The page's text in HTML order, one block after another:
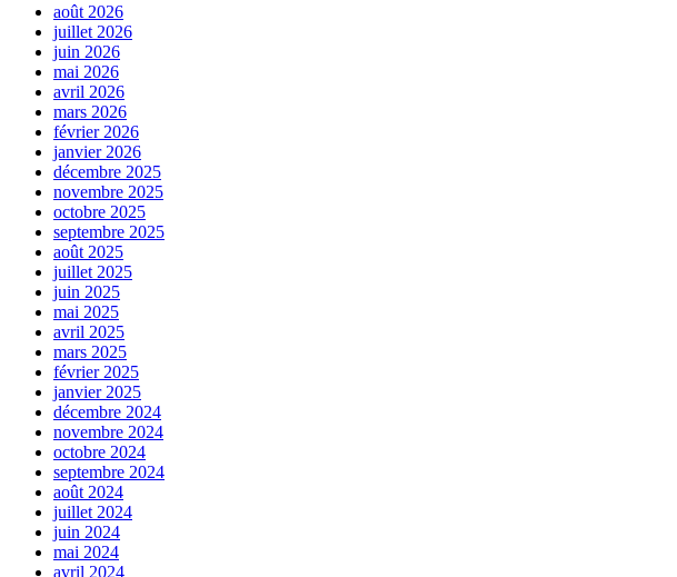
août 2026
juillet 2026
juin 2026
mai 2026
avril 2026
mars 2026
février 2026
janvier 2026
décembre 2025
novembre 2025
octobre 2025
septembre 2025
août 2025
juillet 2025
juin 2025
mai 2025
avril 2025
mars 2025
février 2025
janvier 2025
décembre 2024
novembre 2024
octobre 2024
septembre 2024
août 2024
juillet 2024
juin 2024
mai 2024
avril 2024